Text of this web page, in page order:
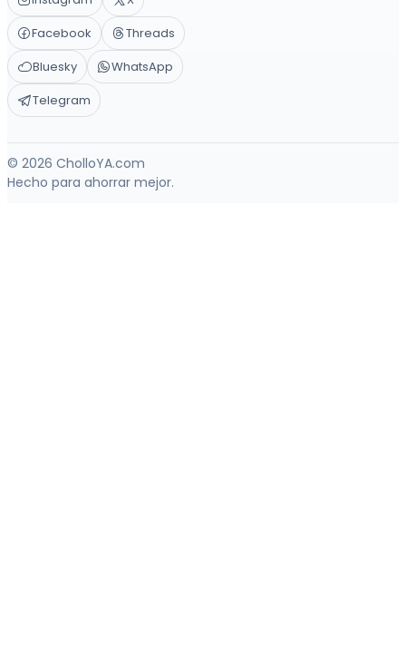
Facebook
Threads
Bluesky
WhatsApp
Telegram
© 2026 CholloYA.com
Hecho para ahorrar mejor.